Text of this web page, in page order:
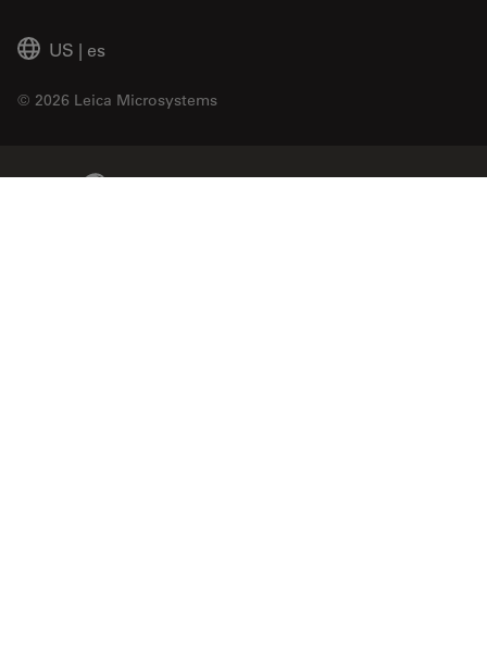
US | es
© 2026 Leica Microsystems
Beckman Coulter Link Genedata Link